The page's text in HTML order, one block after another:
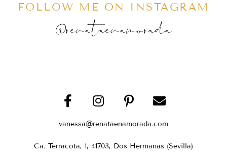
FOLLOW ME ON INSTAGRAM
@renataenamorada
vanessa@renataenamorada.com
Ca. Terracota, 1, 41703, Dos Hermanas (Sevilla)